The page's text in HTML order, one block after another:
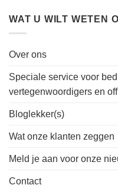
WAT U WILT WETEN
Over ons
Speciale service voor
vertegenwoordigers en
Bloglekker(s)
Wat onze klanten zeggen
Meld je aan voor onze
Contact